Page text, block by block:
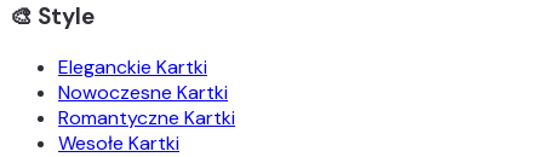
🎨 Style
Eleganckie Kartki
Nowoczesne Kartki
Romantyczne Kartki
Wesołe Kartki